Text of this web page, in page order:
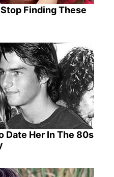
Finding These
Date Her In The 80s